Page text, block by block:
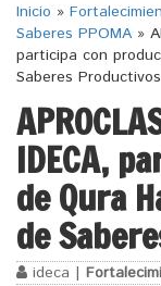
Inicio »
Saberes PPOMA »
participa con
Saberes Productivos
IDECA,
de Qura
de
ideca |